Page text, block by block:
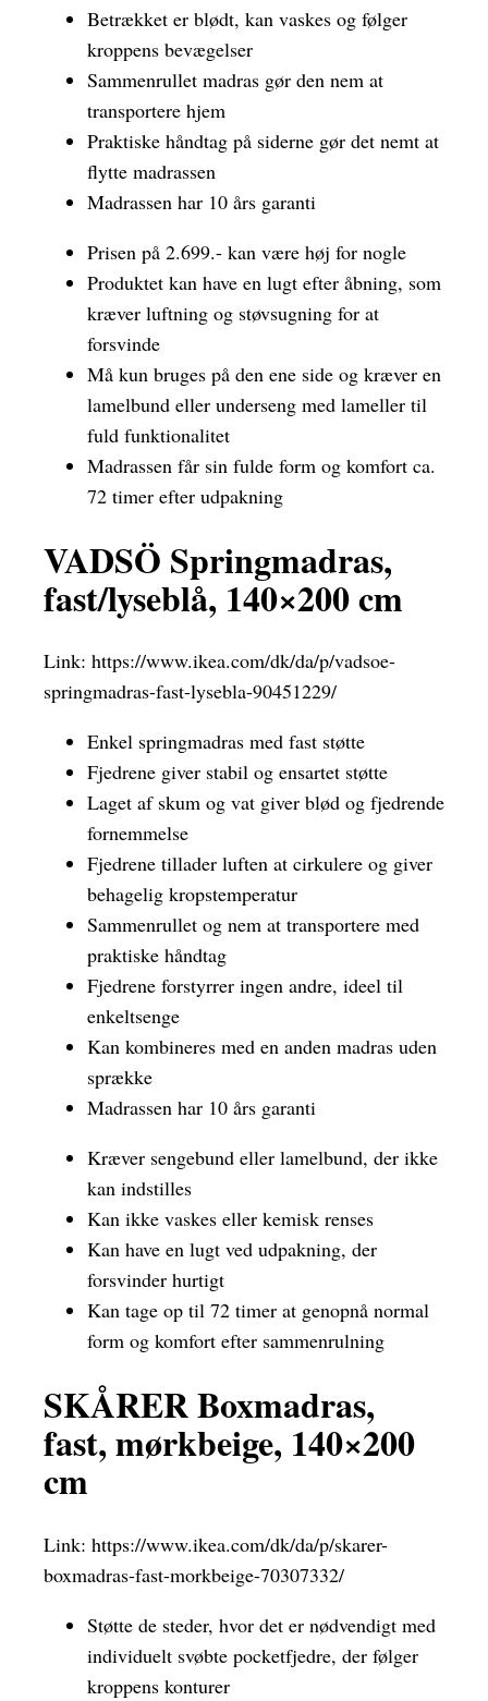
Betrækket er blødt, kan vaskes og følger
kroppens bevægelser
Sammenrullet madras gør den nem at
transportere hjem
Praktiske håndtag på siderne gør det nemt at
flytte madrassen
Madrassen har 10 års garanti
Prisen på 2.699.- kan være høj for nogle
Produktet kan have en lugt efter åbning, som
kræver luftning og støvsugning for at
forsvinde
Må kun bruges på den ene side og kræver en
lamelbund eller underseng med lameller til
fuld funktionalitet
Madrassen får sin fulde form og komfort ca.
72 timer efter udpakning
VADSÖ Springmadras,
fast/lyseblå, 140×200 cm
Link: https://www.ikea.com/dk/da/p/vadsoe-
springmadras-fast-lysebla-90451229/
Enkel springmadras med fast støtte
Fjedrene giver stabil og ensartet støtte
Laget af skum og vat giver blød og fjedrende
fornemmelse
Fjedrene tillader luften at cirkulere og giver
behagelig kropstemperatur
Sammenrullet og nem at transportere med
praktiske håndtag
Fjedrene forstyrrer ingen andre, ideel til
enkeltsenge
Kan kombineres med en anden madras uden
sprække
Madrassen har 10 års garanti
Kræver sengebund eller lamelbund, der ikke
kan indstilles
Kan ikke vaskes eller kemisk renses
Kan have en lugt ved udpakning, der
forsvinder hurtigt
Kan tage op til 72 timer at genopnå normal
form og komfort efter sammenrulning
SKÅRER Boxmadras,
fast, mørkbeige, 140×200
cm
Link: https://www.ikea.com/dk/da/p/skarer-
boxmadras-fast-morkbeige-70307332/
Støtte de steder, hvor det er nødvendigt med
individuelt svøbte pocketfjedre, der følger
kroppens konturer